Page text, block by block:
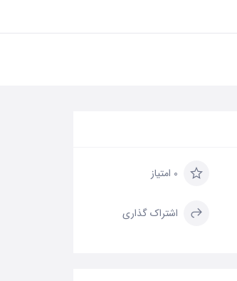
0 امتیاز
اشتراک گذاری